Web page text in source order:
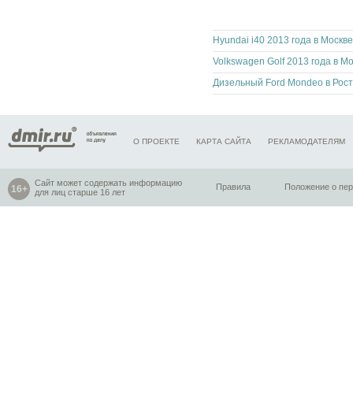
Hyundai i40 2013 года в Москве
О ПРОЕКТЕ КАРТА САЙТА РЕКЛАМОДАТЕЛЯМ
Сайт может содержать информацию
для лиц старше 16 лет
Правила Положение о